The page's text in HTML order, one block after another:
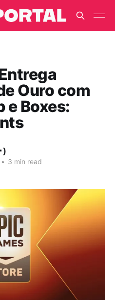
Ouro com
e Boxes:
)
• 3 min read